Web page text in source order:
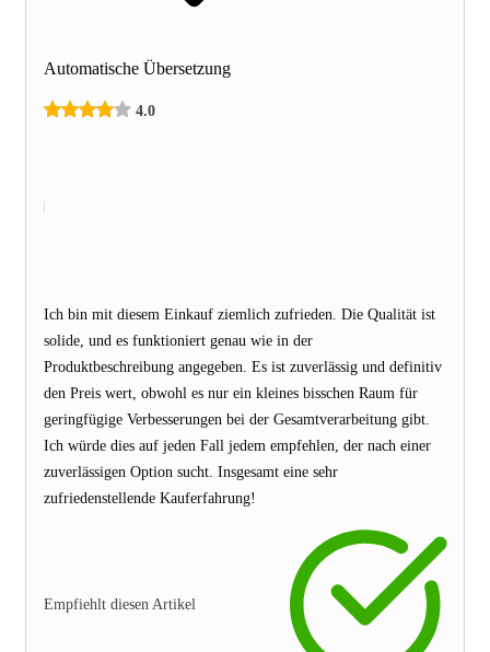
Automatische Übersetzung
4.0
Ich bin mit diesem Einkauf ziemlich zufrieden. Die Qualität ist
solide, und es funktioniert genau wie in der
Produktbeschreibung angegeben. Es ist zuverlässig und definitiv
den Preis wert, obwohl es nur ein kleines bisschen Raum für
geringfügige Verbesserungen bei der Gesamtverarbeitung gibt.
Ich würde dies auf jeden Fall jedem empfehlen, der nach einer
zuverlässigen Option sucht. Insgesamt eine sehr
zufriedenstellende Kauferfahrung!
Empfiehlt diesen Artikel